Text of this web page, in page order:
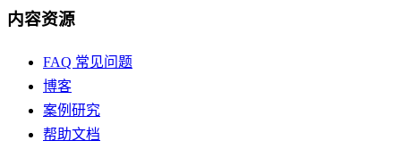
内容资源
FAQ 常见问题
博客
案例研究
帮助文档